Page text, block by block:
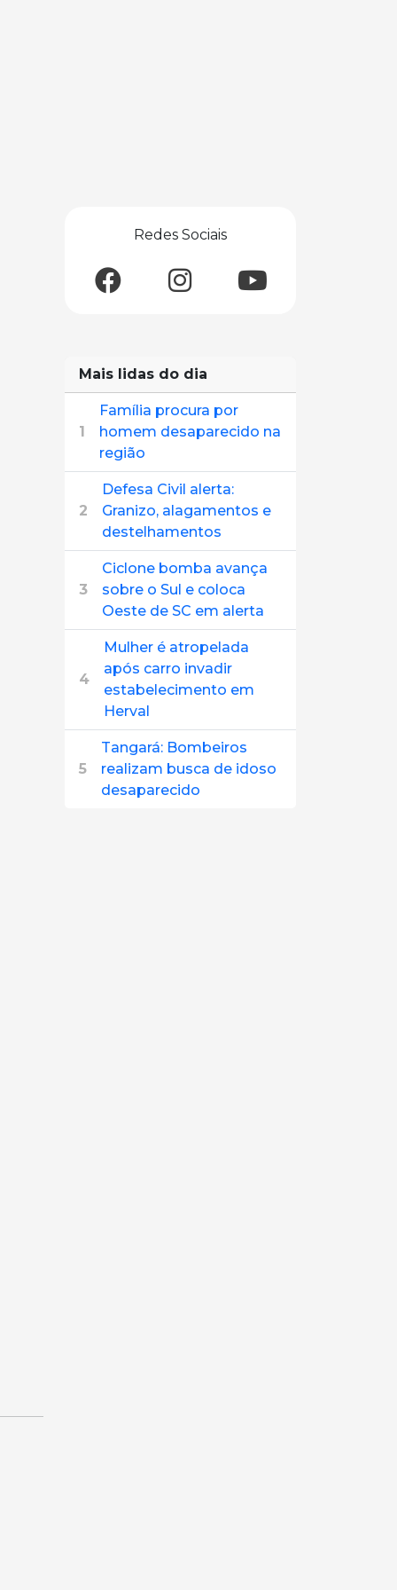
Redes Sociais
Mais lidas do dia
1
Família procura por
homem desaparecido na
região
2
Defesa Civil alerta:
Granizo, alagamentos e
destelhamentos
3
Ciclone bomba avança
sobre o Sul e coloca
Oeste de SC em alerta
4
Mulher é atropelada
após carro invadir
estabelecimento em
Herval
5
Tangará: Bombeiros
realizam busca de idoso
desaparecido